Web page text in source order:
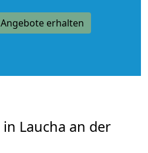
erhalten
Laucha an der